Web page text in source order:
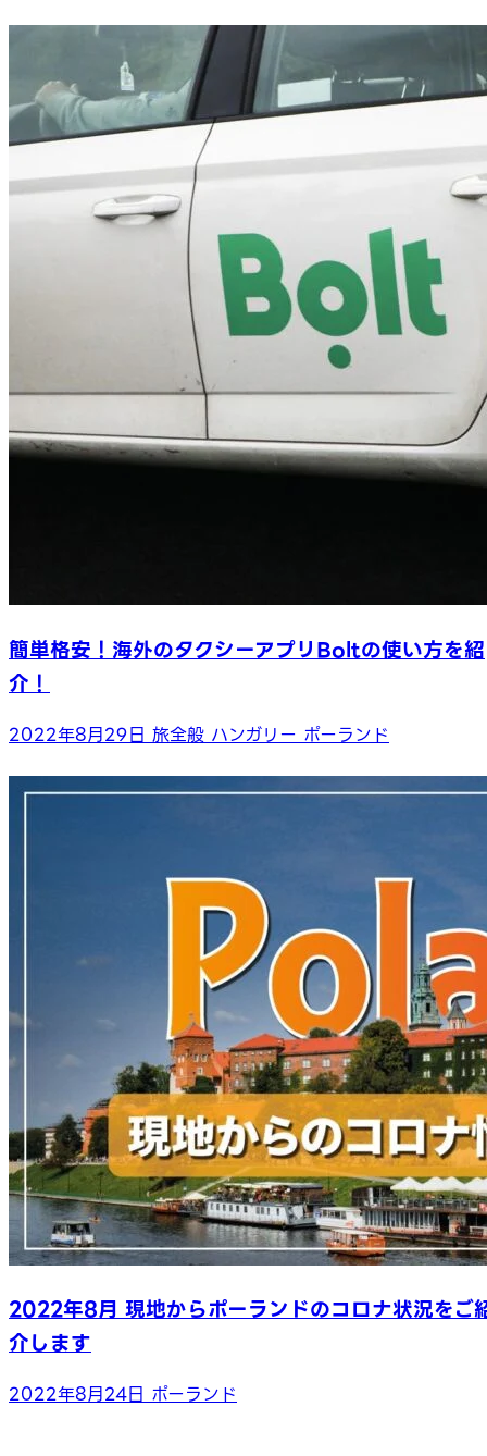
簡単格安！海外のタクシーアプリBoltの使い方を紹
介！
2022年8月29日 旅全般 ハンガリー ポーランド
2022年8月 現地からポーランドのコロナ状況をご
介します
2022年8月24日 ポーランド